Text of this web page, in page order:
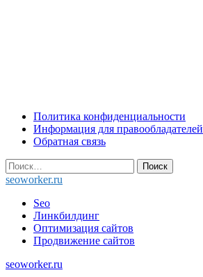
Skip
content
Политика конфиденциальности
Информация для правообладателей
Обратная связь
Найти:
seoworker.ru
Seo
Линкбилдинг
Оптимизация сайтов
Продвижение сайтов
seoworker.ru